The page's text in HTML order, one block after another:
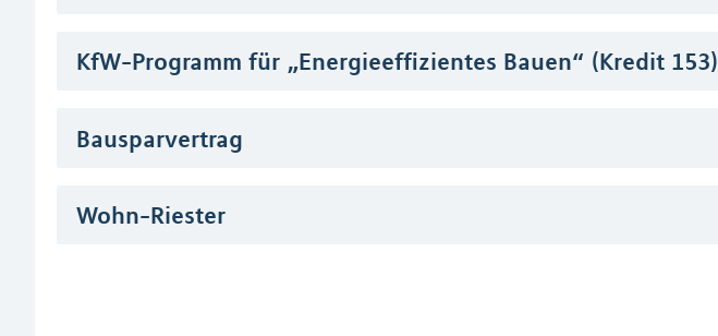
KfW-Programm für „Energieeffizientes Bauen“ (Kredit 153)
Bausparvertrag
Wohn-Riester